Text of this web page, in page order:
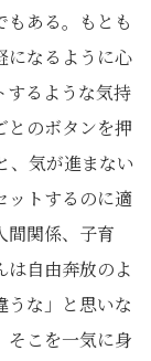
ある。もとも
になるように心
するような気持
とのボタンを押
気が進まない
ットするのに適
間関係、子育
は自由奔放のよ
うな」と思いな
そこを一気に身